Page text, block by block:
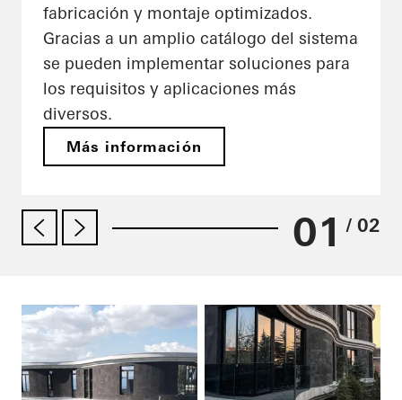
fabricación y montaje optimizados.
Gracias a un amplio catálogo del sistema
se pueden implementar soluciones para
los requisitos y aplicaciones más
diversos.
Más información
01 / 02